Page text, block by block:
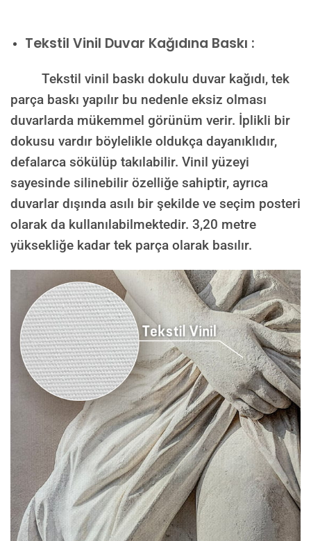
Tekstil Vinil Duvar Kağıdına Baskı :
Tekstil vinil baskı dokulu duvar kağıdı, tek
parça baskı yapılır bu nedenle eksiz olması
duvarlarda mükemmel görünüm verir. İplikli bir
dokusu vardır böylelikle oldukça dayanıklıdır,
defalarca sökülüp takılabilir. Vinil yüzeyi
sayesinde silinebilir özelliğe sahiptir, ayrıca
duvarlar dışında asılı bir şekilde ve seçim posteri
olarak da kullanılabilmektedir. 3,20 metre
yüksekliğe kadar tek parça olarak basılır.